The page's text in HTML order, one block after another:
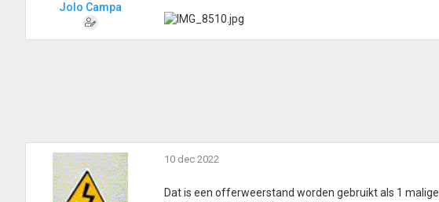
Jolo Campa
10 dec 2022
Dat is een offerweerstand worden gebruikt als 1 malige